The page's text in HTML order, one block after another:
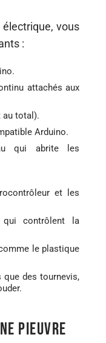
vous
:
attachés aux
au total).
Arduino.
qui abrite les
et les
contrôlent la
le plastique
des tournevis,
pieuvre